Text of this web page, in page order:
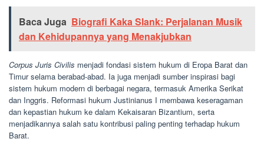
Baca Juga Biografi Kaka Slank: Perjalanan Musik
dan Kehidupannya yang Menakjubkan
Corpus Juris Civilis menjadi fondasi sistem hukum di Eropa Barat dan
Timur selama berabad-abad. Ia juga menjadi sumber inspirasi bagi
sistem hukum modern di berbagai negara, termasuk Amerika Serikat
dan Inggris. Reformasi hukum Justinianus I membawa keseragaman
dan kepastian hukum ke dalam Kekaisaran Bizantium, serta
menjadikannya salah satu kontribusi paling penting terhadap hukum
Barat.